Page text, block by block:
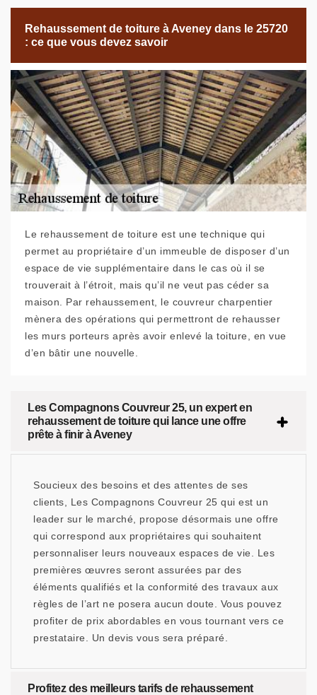
Rehaussement de toiture à Aveney dans le 25720
: ce que vous devez savoir
Le rehaussement de toiture est une technique qui
permet au propriétaire d’un immeuble de disposer d’un
espace de vie supplémentaire dans le cas où il se
trouverait à l’étroit, mais qu’il ne veut pas céder sa
maison. Par rehaussement, le couvreur charpentier
mènera des opérations qui permettront de rehausser
les murs porteurs après avoir enlevé la toiture, en vue
d’en bâtir une nouvelle.
Les Compagnons Couvreur 25, un expert en
rehaussement de toiture qui lance une offre
prête à finir à Aveney
Soucieux des besoins et des attentes de ses
clients, Les Compagnons Couvreur 25 qui est un
leader sur le marché, propose désormais une offre
qui correspond aux propriétaires qui souhaitent
personnaliser leurs nouveaux espaces de vie. Les
premières œuvres seront assurées par des
éléments qualifiés et la conformité des travaux aux
règles de l’art ne posera aucun doute. Vous pouvez
profiter de prix abordables en vous tournant vers ce
prestataire. Un devis vous sera préparé.
Profitez des meilleurs tarifs de rehaussement